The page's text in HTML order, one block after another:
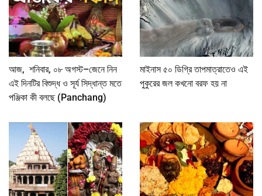
আজ, শনিবার, ০৮ অগস্ট–জেনে নিন
এই দিনটির বিশুদ্ধ ও সূর্য সিদ্ধান্ত মতে
পঞ্জিকা কী বলছে (Panchang)
মাইনাস ৫০ ডিগ্রি তাপমাত্রাতেও এই
পুকুরের জল কখনো বরফ হয় না